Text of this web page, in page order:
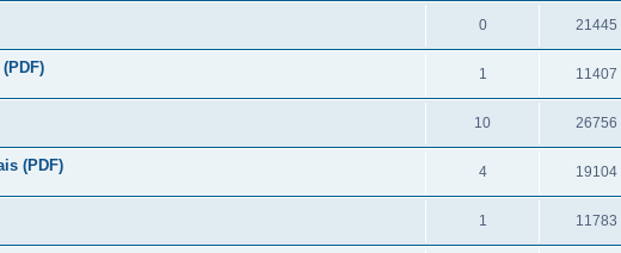
0 21445
1 11407
10 26756
(PDF) 4 19104
1 11783